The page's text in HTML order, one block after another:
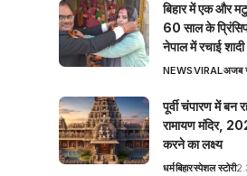
बिहार में एक और
60 साल के
नेपाल में रचाई शादी
NEWSVIRALअजब
पूर्वी चंपारण में बन
रामायण मंदिर,
करने का लक्ष्य
धर्मबिहारस्पेशल स्टोरी